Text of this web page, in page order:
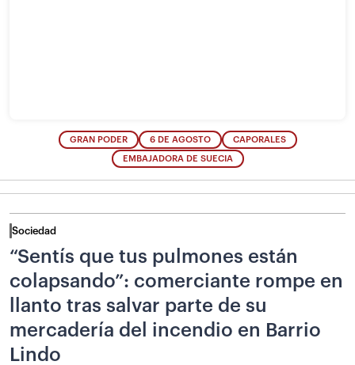
GRAN PODER 6 DE AGOSTO CAPORALES
EMBAJADORA DE SUECIA
Sociedad
“Sentís que tus pulmones están
colapsando”: comerciante rompe en
llanto tras salvar parte de su
mercadería del incendio en Barrio
Lindo